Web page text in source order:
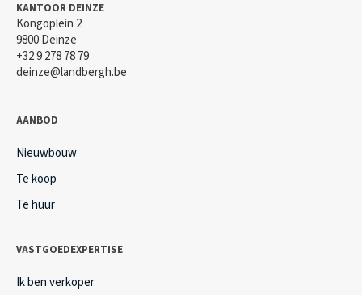
KANTOOR DEINZE
Kongoplein 2
9800 Deinze
+32 9 278 78 79
deinze@landbergh.be
AANBOD
Nieuwbouw
Te koop
Te huur
VASTGOEDEXPERTISE
Ik ben verkoper